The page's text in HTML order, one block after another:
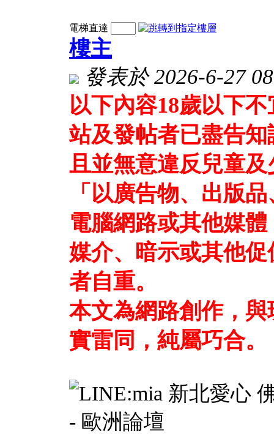
電梯直達
樓主
發表於 2026-6-27
以下內容18歲以下
站及發帖者已盡告
且並無意違反兒童
「以廣告物、出版
電腦網路或其他媒
媒介、暗示或其他
者自重。
本文為網路創作，
實雷同，純屬巧合。